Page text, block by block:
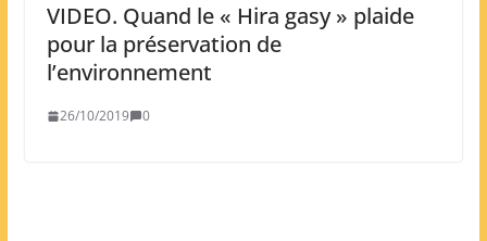
VIDEO. Quand le « Hira gasy » plaide
pour la préservation de
l’environnement
26/10/2019 0